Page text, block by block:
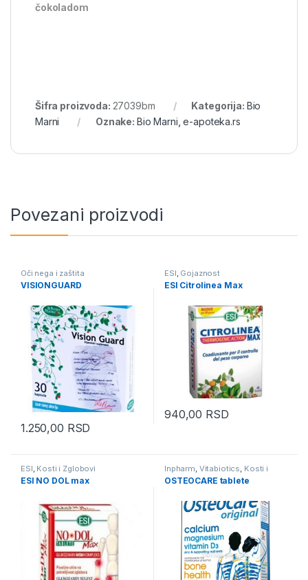
čokoladom
Šifra proizvoda: 27039bm Kategorija: Bio
Marni
Oznake: Bio Marni ,e-apoteka.rs
Povezani proizvodi
Oči nega i zaštita
VISIONGUARD
1.250,00 RSD
ESI Gojaznost
ESI Citrolinea Max
940,00 RSD
ESI Kosti i Zglobovi
ESI NO DOL max
Inpharm Vitabiotics Kosti i
Zglobovi
OSTEOCARE tablete